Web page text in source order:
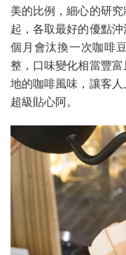
美的比例，細心的研
起，各取最好的優點
個月會汰換一次咖啡
整，口味變化相當豐
地的咖啡風味，讓客
超級貼心阿。